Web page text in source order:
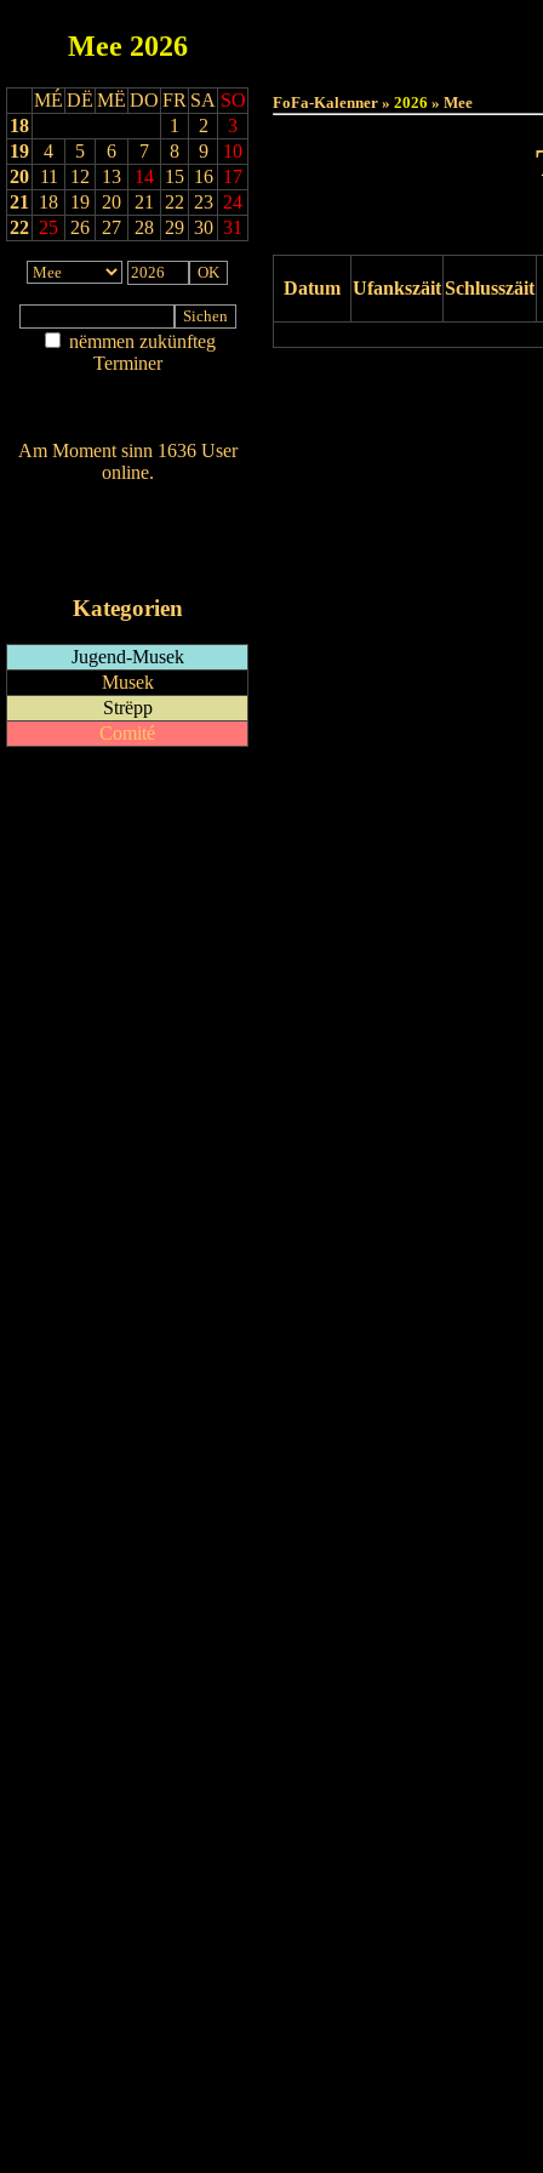
Mee 2026
MÉ DË MË DO FR SA SO
18
1 2
3
19
4 5 6 7 8 9
10
20 11 12 13 14 15 16 17
21
18 19 20 21 22 23 24
22 25 26 27 28 29 30 31
nëmmen zukünfteg
Terminer
Am Moment sinn 1636 User
online.
Kategorien
Jugend-Musek
Musek
Strëpp
Comité
FoFa-Kalenner » 2026 » Mee
Datum UfankszäitSchlusszäit